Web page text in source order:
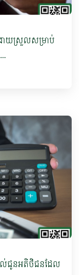
ាយស្រួលសម្រាប់
ល់ជូនអតិថិជនដែល